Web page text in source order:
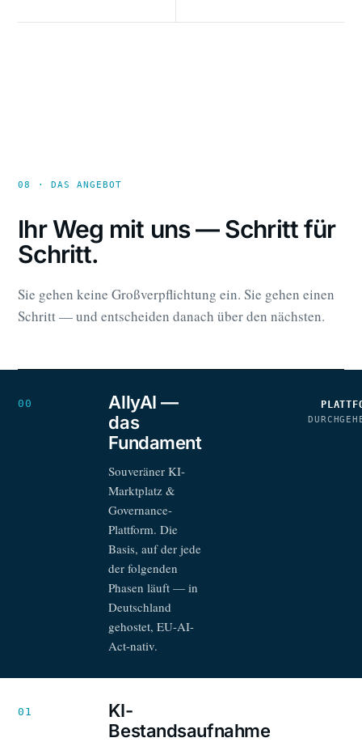
08 · DAS ANGEBOT
Ihr Weg mit uns — Schritt für
Schritt.
Sie gehen keine Großverpflichtung ein. Sie gehen einen
Schritt — und entscheiden danach über den nächsten.
00
AllyAI —
das
Fundament
Souveräner KI-
Marktplatz &
Governance-
Plattform. Die
Basis, auf der jede
der folgenden
Phasen läuft — in
Deutschland
gehostet, EU-AI-
Act-nativ.
01
KI-
Bestandsaufnahme